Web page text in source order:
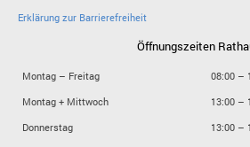
Erklärung zur Barrierefreiheit
Öffnungszeiten
Montag – Freitag
08:00 –
Montag + Mittwoch
13:00 –
Donnerstag
13:00 –